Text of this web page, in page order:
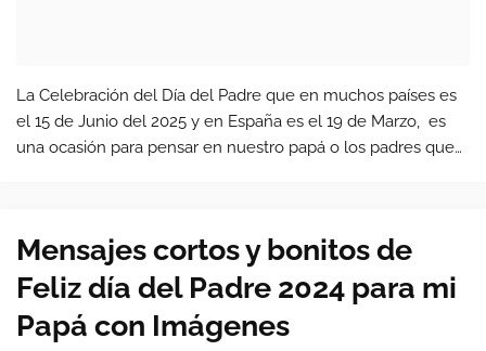
La Celebración del Día del Padre que en muchos países es
el 15 de Junio del 2025 y en España es el 19 de Marzo, es
una ocasión para pensar en nuestro papá o los padres que
Mensajes cortos y bonitos de
Feliz día del Padre 2024 para mi
Papá con Imágenes